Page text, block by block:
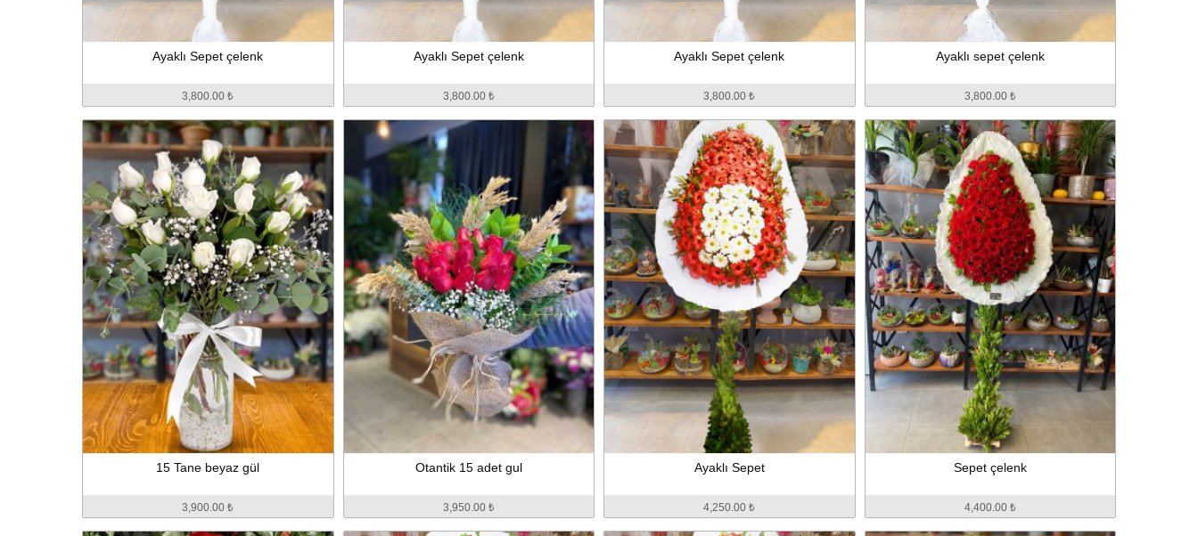
Ayaklı Sepet çelenk
3,800.00 ₺
Ayaklı Sepet çelenk
3,800.00 ₺
Ayaklı Sepet çelenk
3,800.00 ₺
Ayaklı sepet çelenk
3,800.00 ₺
15 Tane beyaz gül
3,900.00 ₺
Otantik 15 adet gul
3,950.00 ₺
Ayaklı Sepet
4,250.00 ₺
Sepet çelenk
4,400.00 ₺